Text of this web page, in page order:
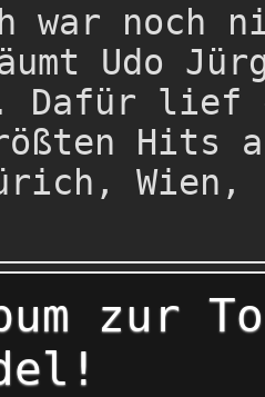
war noch
Udo
Dafür lief
Hits
Wien,
zur